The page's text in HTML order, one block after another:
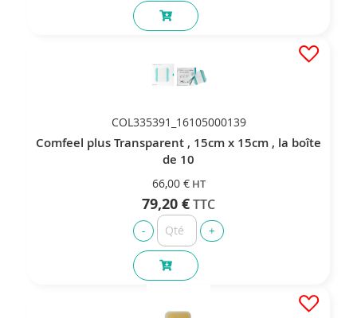
COL335391_16105000139
Comfeel plus Transparent , 15cm x 15cm , la boîte
de 10
66,00 €
79,20 €